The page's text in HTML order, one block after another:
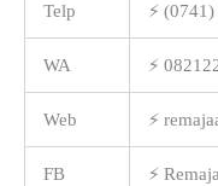
Telp ⚡
WA ⚡
Web ⚡
FB ⚡